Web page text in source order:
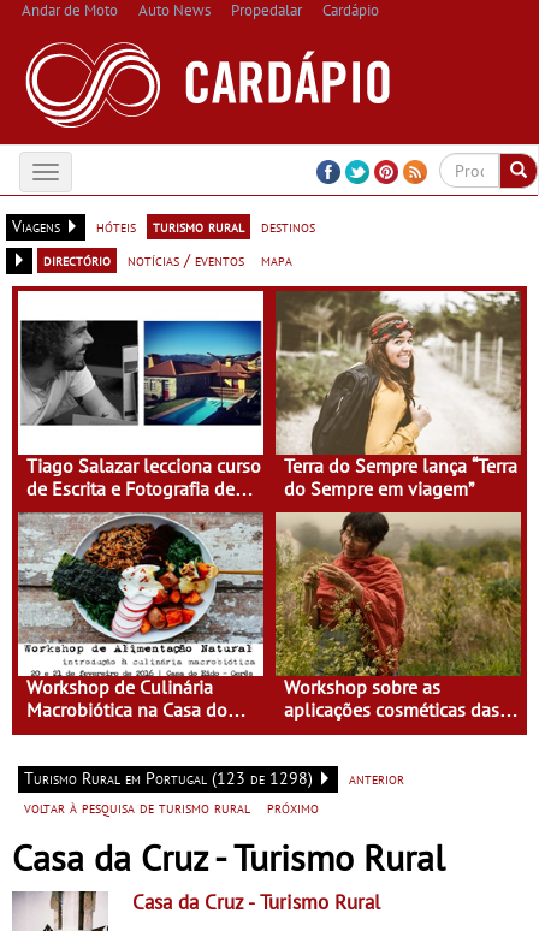
Andar de Moto Auto News Propedalar Cardápio
Toggle
navigation
Viagens
hóteis turismo rural
destinos
directório
notícias / eventos mapa
Tiago Salazar lecciona curso
de Escrita e Fotografia de
Viagens na Casa do Eido –
Gerês
Terra do Sempre lança “Terra
do Sempre em viagem”
Workshop de Culinária
Macrobiótica na Casa do
Eido
Workshop sobre as
aplicações cosméticas das
plantas na Casa do Eido –
Turismo Rural em Portugal (123 de 1298)
anterior
voltar à pesquisa de turismo rural
próximo
Casa da Cruz - Turismo Rural
Casa da Cruz- Turismo Rural